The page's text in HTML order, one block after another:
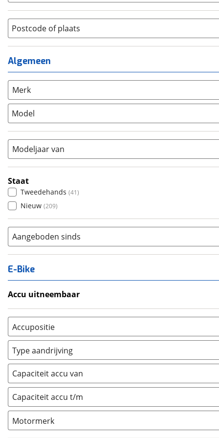
Jeugdfiets (0)
Kinderfiets (0)
Ligfiets (1)
Mountainbike
Overig (0)
Racefiets
Stadsfiets (250)
Tandem
Vouwfiets (1)
Jongens
Lage instap (13)
Meisjes
Postcode of plaats
Algemeen
Merk
Model
Modeljaar van
Staat
Tweedehands (41)
Nieuw (209)
Aangeboden sinds
E-Bike
Accu uitneembaar
Nee, vast (0)
Accupositie
Bagagedrager (29)
Frame (3 )
Vloer (0
Achterbank (0)
Kofferbak (0)
Overig (0)
Type aandrijving
Achterwiel (2)
Trapas
Voorwiel
Capaciteit accu van
Capaciteit accu t/m
Motormerk
Bosch (0)